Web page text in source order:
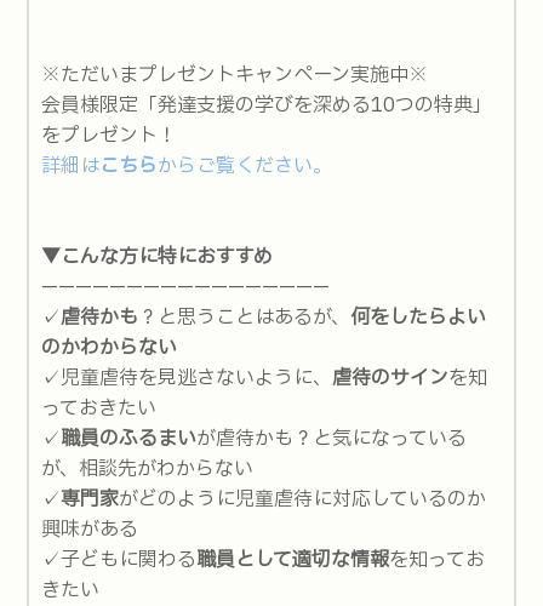
※ただいまプレゼントキャンペーン実施中※
会員様限定「発達支援の学びを深める10つの特典」
をプレゼント！
詳細はこちらからご覧ください。
▼こんな方に特におすすめ
—————————————————
✓虐待かも ？と思うことはあるが、 何をしたらよい
のかわからない
✓児童虐待を見逃さないように、 虐待のサインを知
っておきたい
✓職員のふるまいが虐待かも？と気になっている
が、相談先がわからない
✓専門家がどのように児童虐待に対応しているのか
興味がある
✓子どもに関わる職員として適切な情報を知ってお
きたい